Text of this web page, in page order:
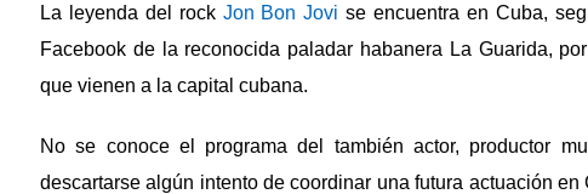
La leyenda del rock Jon Bon Jovi se encuentra en Cuba,
Facebook de la reconocida paladar habanera La Guarida,
que vienen a la capital cubana.
No se conoce el programa del también actor, productor
descartarse algún intento de coordinar una futura actuación